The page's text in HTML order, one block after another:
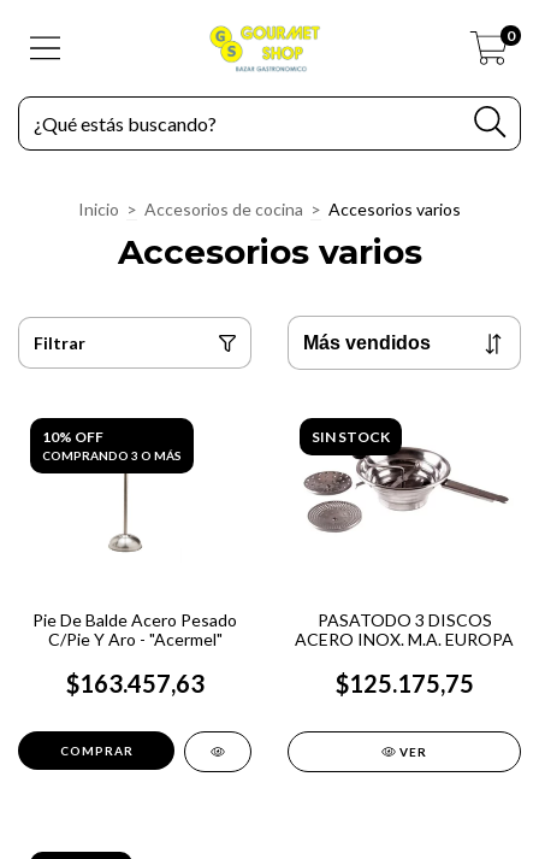
0
Inicio > Accesorios de cocina > Accesorios varios
Accesorios varios
Filtrar
10% OFF
COMPRANDO 3 O MÁS
Pie De Balde Acero Pesado
C/Pie Y Aro - "Acermel"
$163.457,63
SIN STOCK
PASATODO 3 DISCOS
ACERO INOX. M.A. EUROPA
$125.175,75
VER